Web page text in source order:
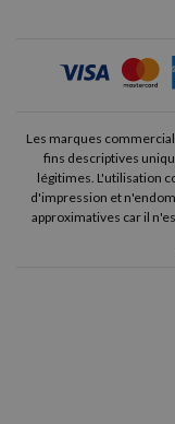
Les marques
fins descriptives
légitimes. L'utilisation
d'impression et
approximatives car il